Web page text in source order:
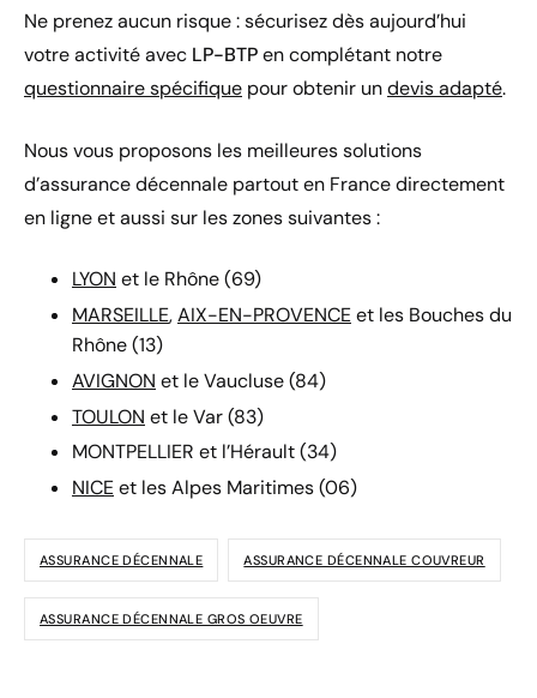
Ne prenez aucun risque : sécurisez dès aujourd’hui
votre activité avec LP-BTPen complétant notre
questionnaire spécifique pour obtenir undevis adapté.
Nous vous proposons les meilleures solutions
d’assurance décennale partout en France directement
en ligne et aussi sur les zones suivantes :
LYON et le Rhône (69)
MARSEILLE,AIX-EN-PROVENCEet les Bouches du
Rhône (13)
AVIGNON et le Vaucluse (84)
TOULON et le Var (83)
MONTPELLIER et l’Hérault (34)
NICEet les Alpes Maritimes (06)
ASSURANCE DÉCENNALE ASSURANCE DÉCENNALE COUVREUR
ASSURANCE DÉCENNALE GROS OEUVRE